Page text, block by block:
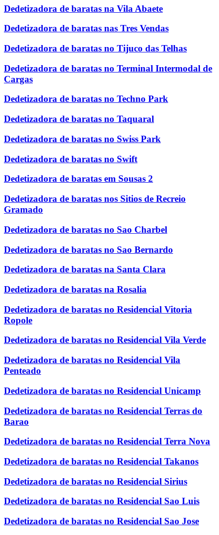
Dedetizadora de baratas na Vila Abaete
Dedetizadora de baratas nas Tres Vendas
Dedetizadora de baratas no Tijuco das Telhas
Dedetizadora de baratas no Terminal Intermodal de
Cargas
Dedetizadora de baratas no Techno Park
Dedetizadora de baratas no Taquaral
Dedetizadora de baratas no Swiss Park
Dedetizadora de baratas no Swift
Dedetizadora de baratas em Sousas 2
Dedetizadora de baratas nos Sitios de Recreio
Gramado
Dedetizadora de baratas no Sao Charbel
Dedetizadora de baratas no Sao Bernardo
Dedetizadora de baratas na Santa Clara
Dedetizadora de baratas na Rosalia
Dedetizadora de baratas no Residencial Vitoria
Ropole
Dedetizadora de baratas no Residencial Vila Verde
Dedetizadora de baratas no Residencial Vila
Penteado
Dedetizadora de baratas no Residencial Unicamp
Dedetizadora de baratas no Residencial Terras do
Barao
Dedetizadora de baratas no Residencial Terra Nova
Dedetizadora de baratas no Residencial Takanos
Dedetizadora de baratas no Residencial Sirius
Dedetizadora de baratas no Residencial Sao Luis
Dedetizadora de baratas no Residencial Sao Jose